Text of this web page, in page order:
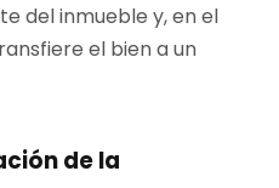
del inmueble y, en el
el bien a un
de la